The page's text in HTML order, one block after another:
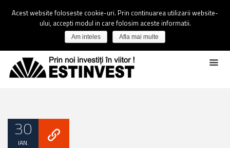
30
IAN.
Acest website foloseste cookie-uri. Prin continuarea utilizarii website-
ului, accepti modul in care folosim aceste informatii.
Am inteles Afla mai multe